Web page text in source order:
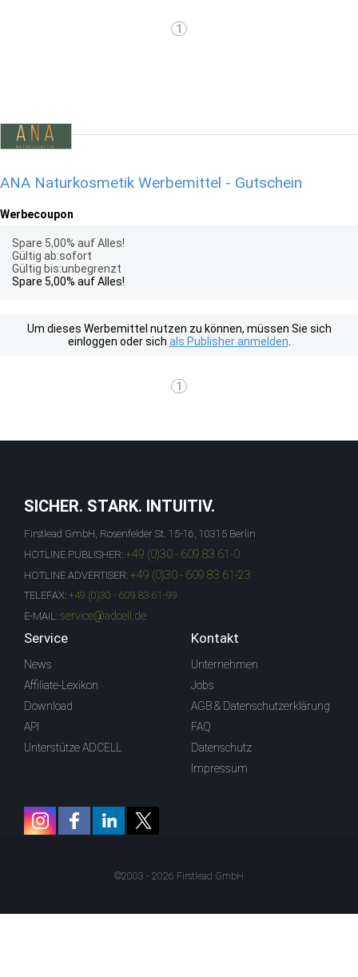
1
ANA Naturkosmetik Werbemittel - Gutschein
Werbecoupon
Spare 5,00% auf Alles!
Gültig ab:sofort
Gültig bis:unbegrenzt
Spare 5,00% auf Alles!
Um dieses Werbemittel nutzen zu können, müssen Sie sich
einloggen oder sich als Publisher anmelden
1
SICHER. STARK. INTUITIV.
Firstlead GmbH, Rosenfelder St. 15-16, 10315 Berlin
HOTLINE PUBLISHER: +49 (0)30 - 609 83 61-0
HOTLINE ADVERTISER: +49 (0)30 - 609 83 61-23
TELEFAX: +49 (0)30 - 609 83 61-99
E-MAIL: service@adcell.de
Service
News
Affiliate-Lexikon
Download
API
Unterstütze ADCELL
Kontakt
Unternehmen
Jobs
AGB & Datenschutzerklärung
FAQ
Datenschutz
Impressum
©2003 - 2026 Firstlead GmbH